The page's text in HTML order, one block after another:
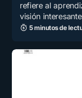
refiere al
visión
5 minutos de